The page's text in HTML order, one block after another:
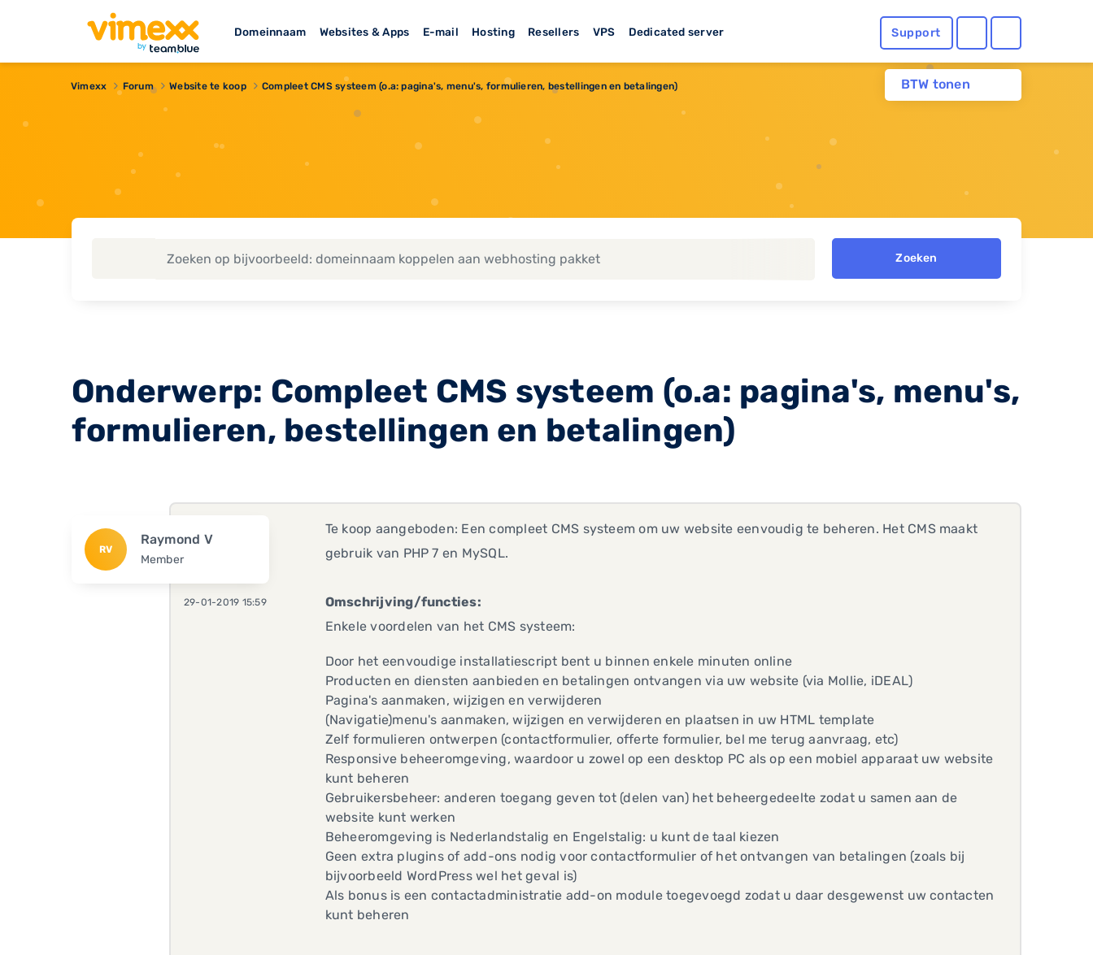
Domeinnaam Websites & Apps E-mail Hosting Resellers VPS Dedicated server Support
BTW tonen
Vimexx Forum Website te koop Compleet CMS systeem (o.a: pagina's, menu's, formulieren, bestellingen en betalingen)
Zoeken
Onderwerp: Compleet CMS systeem (o.a: pagina's, menu's,
formulieren, bestellingen en betalingen)
RV
Raymond V
Member
29-01-2019 15:59
Te koop aangeboden: Een compleet CMS systeem om uw website eenvoudig te beheren. Het CMS maakt
gebruik van PHP 7 en MySQL.
Omschrijving/functies:
Enkele voordelen van het CMS systeem:
Door het eenvoudige installatiescript bent u binnen enkele minuten online
Producten en diensten aanbieden en betalingen ontvangen via uw website (via Mollie, iDEAL)
Pagina's aanmaken, wijzigen en verwijderen
(Navigatie)menu's aanmaken, wijzigen en verwijderen en plaatsen in uw HTML template
Zelf formulieren ontwerpen (contactformulier, offerte formulier, bel me terug aanvraag, etc)
Responsive beheeromgeving, waardoor u zowel op een desktop PC als op een mobiel apparaat uw website
kunt beheren
Gebruikersbeheer: anderen toegang geven tot (delen van) het beheergedeelte zodat u samen aan de
website kunt werken
Beheeromgeving is Nederlandstalig en Engelstalig: u kunt de taal kiezen
Geen extra plugins of add-ons nodig voor contactformulier of het ontvangen van betalingen (zoals bij
bijvoorbeeld WordPress wel het geval is)
Als bonus is een contactadministratie add-on module toegevoegd zodat u daar desgewenst uw contacten
kunt beheren